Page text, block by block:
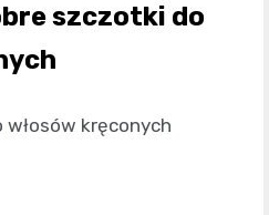
szczotki do
kręconych